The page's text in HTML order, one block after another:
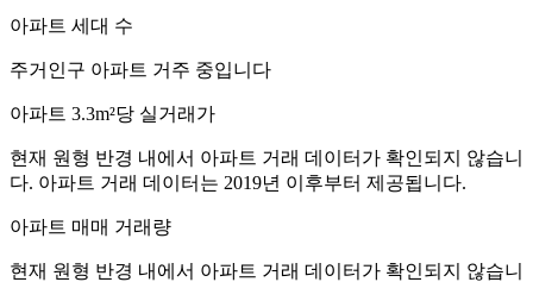
아파트 세대 수
주거인구 아파트 거주 중입니다
아파트 3.3m²당 실거래가
현재 원형 반경 내에서 아파트 거래 데이터가 확인되지 않습니
다. 아파트 거래 데이터는 2019년 이후부터 제공됩니다.
아파트 매매 거래량
현재 원형 반경 내에서 아파트 거래 데이터가 확인되지 않습니